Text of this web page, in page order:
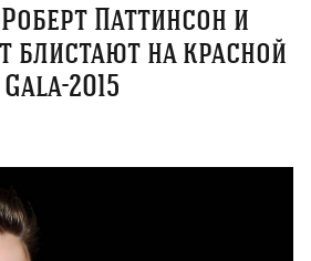
Паттинсон и
блистают на красной
2015